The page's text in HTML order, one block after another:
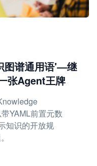
谱通用语'—继
张Agent王牌
YAML前置元数
知识的开放规